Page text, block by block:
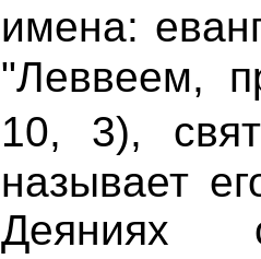
имена:
"Леввеем,
10, 3),
называет
Деяниях